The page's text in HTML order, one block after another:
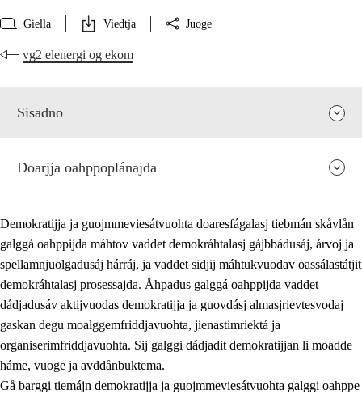
Giella Viedtja Juoge
vg2 elenergi og ekom
Sisadno
2. Prinsihpa oahppama, åvddånahttema ja ávddama hárráj
Doarjja oahppoplánajda
Demokratijja ja guojmmeviesátvuohta doaresfágalasj tiebmán skåvlån
galggá oahppijda máhtov vaddet demokráhtalasj gájbbádusáj, árvoj ja
spellamnjuolgadusáj hárráj, ja vaddet sidjij máhtukvuodav oassálastátjit
demokráhtalasj prosessajda. Åhpadus galggá oahppijda vaddet
dádjadusáv aktijvuodas demokratijja ja guovdásj almasjrievtesvodaj
gaskan degu moalggemfriddjavuohta, jienastimriektá ja
organiserimfriddjavuohta. Sij galggi dádjadit demokratijjan li moadde
háme, vuoge ja avddånbuktema.
Gå barggi tiemájn demokratijja ja guojmmeviesátvuohta galggi oahppe